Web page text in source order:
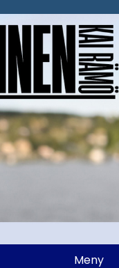
Meny